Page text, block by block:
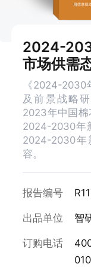
2024-
市场供需
《2024-
及前景战略
2023年中国棉
2024-2030年
2024-2030年
容。
报告编号
出品单位 智
订购电话